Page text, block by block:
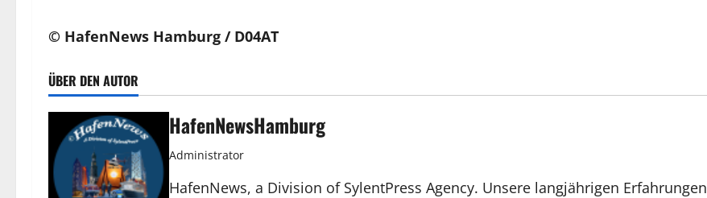
© HafenNews Hamburg / D04AT
ÜBER DEN AUTOR
HafenNewsHamburg
Administrator
HafenNews, a Division of SylentPress Agency. Unsere langjährigen Erfahrungen